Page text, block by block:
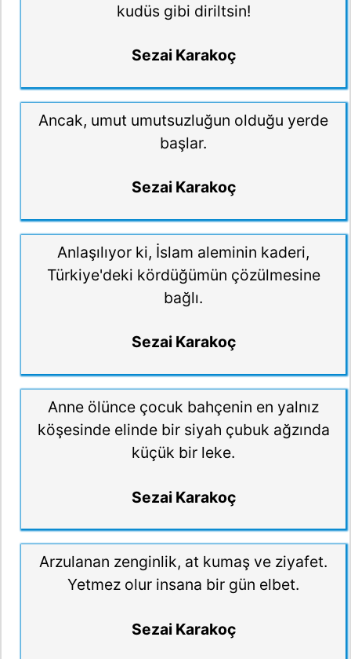
kudüs gibi diriltsin!
Sezai Karakoç
Ancak, umut umutsuzluğun olduğu yerde
başlar.
Sezai Karakoç
Anlaşılıyor ki, İslam aleminin kaderi,
Türkiye'deki kördüğümün çözülmesine
bağlı.
Sezai Karakoç
Anne ölünce çocuk bahçenin en yalnız
köşesinde elinde bir siyah çubuk ağzında
küçük bir leke.
Sezai Karakoç
Arzulanan zenginlik, at kumaş ve ziyafet.
Yetmez olur insana bir gün elbet.
Sezai Karakoç